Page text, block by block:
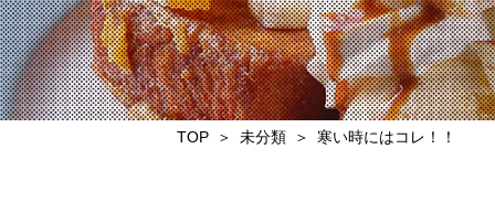
TOP 未分類 寒い時にはコレ！！